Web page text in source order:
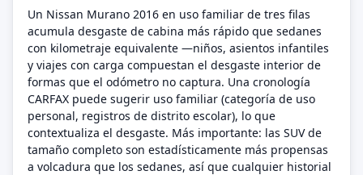
Un Nissan Murano 2016 en uso familiar de tres filas
acumula desgaste de cabina más rápido que sedanes
con kilometraje equivalente —niños, asientos infantiles
y viajes con carga compuestan el desgaste interior de
formas que el odómetro no captura. Una cronología
CARFAX puede sugerir uso familiar (categoría de uso
personal, registros de distrito escolar), lo que
contextualiza el desgaste. Más importante: las SUV de
tamaño completo son estadísticamente más propensas
a volcadura que los sedanes, así que cualquier historial